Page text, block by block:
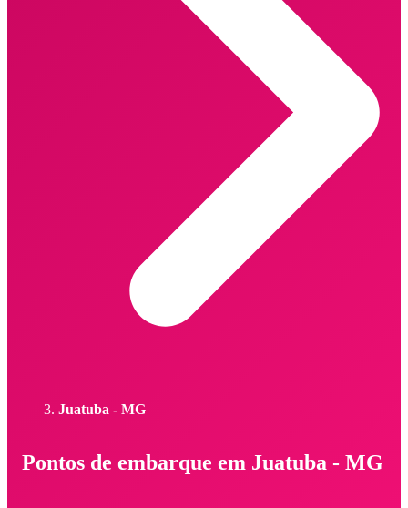
Juatuba - MG
Pontos de embarque em Juatuba - MG